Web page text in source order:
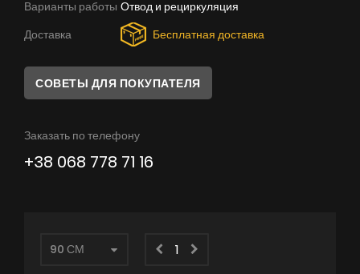
Советы
Инструкции
Варианты работы Отвод и рециркуляция
Доставка
Бесплатная доставка
СОВЕТЫ ДЛЯ ПОКУПАТЕЛЯ
Заказать по телефону
+38 068 778 71 16